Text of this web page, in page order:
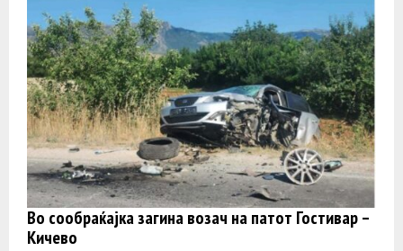
Во сообраќајка загина возач на патот Гостивар –
Кичево